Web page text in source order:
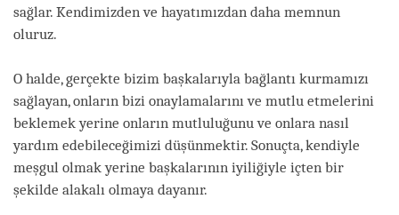
sağlar. Kendimizden ve hayatımızdan daha memnun
oluruz.
O halde, gerçekte bizim başkalarıyla bağlantı kurmamızı
sağlayan, onların bizi onaylamalarını ve mutlu etmelerini
beklemek yerine onların mutluluğunu ve onlara nasıl
yardım edebileceğimizi düşünmektir. Sonuçta, kendiyle
meşgul olmak yerine başkalarının iyiliğiyle içten bir
şekilde alakalı olmaya dayanır.